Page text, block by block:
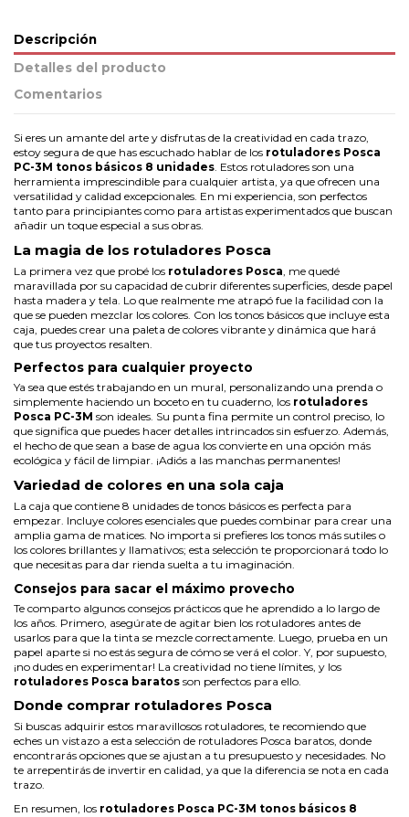
Descripción
Detalles del producto
Comentarios
Si eres un amante del arte y disfrutas de la creatividad en cada trazo,
estoy segura de que has escuchado hablar de los rotuladores Posca
PC-3M tonos básicos 8 unidades. Estos rotuladores son una
herramienta imprescindible para cualquier artista, ya que ofrecen una
versatilidad y calidad excepcionales. En mi experiencia, son perfectos
tanto para principiantes como para artistas experimentados que buscan
añadir un toque especial a sus obras.
La magia de los rotuladores Posca
La primera vez que probé los rotuladores Posca , me quedé
maravillada por su capacidad de cubrir diferentes superficies, desde papel
hasta madera y tela. Lo que realmente me atrapó fue la facilidad con la
que se pueden mezclar los colores. Con los tonos básicos que incluye esta
caja, puedes crear una paleta de colores vibrante y dinámica que hará
que tus proyectos resalten.
Perfectos para cualquier proyecto
Ya sea que estés trabajando en un mural, personalizando una prenda o
simplemente haciendo un boceto en tu cuaderno, los rotuladores
Posca PC-3M son ideales. Su punta fina permite un control preciso, lo
que significa que puedes hacer detalles intrincados sin esfuerzo. Además,
el hecho de que sean a base de agua los convierte en una opción más
ecológica y fácil de limpiar. ¡Adiós a las manchas permanentes!
Variedad de colores en una sola caja
La caja que contiene 8 unidades de tonos básicos es perfecta para
empezar. Incluye colores esenciales que puedes combinar para crear una
amplia gama de matices. No importa si prefieres los tonos más sutiles o
los colores brillantes y llamativos; esta selección te proporcionará todo lo
que necesitas para dar rienda suelta a tu imaginación.
Consejos para sacar el máximo provecho
Te comparto algunos consejos prácticos que he aprendido a lo largo de
los años. Primero, asegúrate de agitar bien los rotuladores antes de
usarlos para que la tinta se mezcle correctamente. Luego, prueba en un
papel aparte si no estás segura de cómo se verá el color. Y, por supuesto,
¡no dudes en experimentar! La creatividad no tiene límites, y los
rotuladores Posca baratos son perfectos para ello.
Donde comprar rotuladores Posca
Si buscas adquirir estos maravillosos rotuladores, te recomiendo que
eches un vistazo a esta selección de rotuladores Posca baratos, donde
encontrarás opciones que se ajustan a tu presupuesto y necesidades. No
te arrepentirás de invertir en calidad, ya que la diferencia se nota en cada
trazo.
En resumen, los rotuladores Posca PC-3M tonos básicos 8